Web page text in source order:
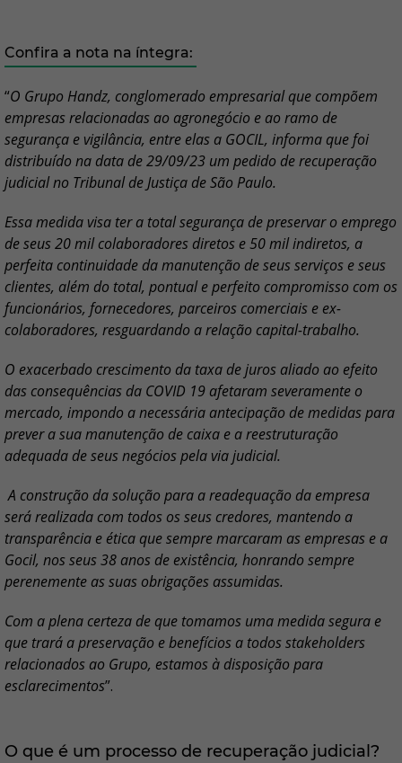
Confira a nota na íntegra:
“O Grupo Handz, conglomerado empresarial que compõem
empresas relacionadas ao agronegócio e ao ramo de
segurança e vigilância, entre elas a GOCIL, informa que foi
distribuído na data de 29/09/23 um pedido de recuperação
judicial no Tribunal de Justiça de São Paulo.
Essa medida visa ter a total segurança de preservar o emprego
de seus 20 mil colaboradores diretos e 50 mil indiretos, a
perfeita continuidade da manutenção de seus serviços e seus
clientes, além do total, pontual e perfeito compromisso com os
funcionários, fornecedores, parceiros comerciais e ex-
colaboradores, resguardando a relação capital-trabalho.
O exacerbado crescimento da taxa de juros aliado ao efeito
das consequências da COVID 19 afetaram severamente o
mercado, impondo a necessária antecipação de medidas para
prever a sua manutenção de caixa e a reestruturação
adequada de seus negócios pela via judicial.
A construção da solução para a readequação da empresa
será realizada com todos os seus credores, mantendo a
transparência e ética que sempre marcaram as empresas e a
Gocil, nos seus 38 anos de existência, honrando sempre
perenemente as suas obrigações assumidas.
Com a plena certeza de que tomamos uma medida segura e
que trará a preservação e benefícios a todos stakeholders
relacionados ao Grupo, estamos à disposição para
esclarecimentos”.
O que é um processo de recuperação judicial?